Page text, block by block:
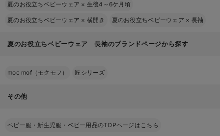
夏のお役立ちベビーウェア × 生後4～6ケ月頃
夏のお役立ちベビーウェア × 横開き 夏のお役立ちベビーウェア × 長袖
夏のお役立ちベビーウェア 長袖のブランドページから探す
moc mof（モクモフ） 匠シリーズ
その他
ベビー服・新生児服・ベビー用品のTOPページはこちら